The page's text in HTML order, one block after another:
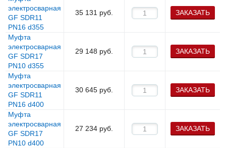
электросварная
GF SDR11
PN16 d355
35 131 руб. ЗАКАЗАТЬ
Муфта
электросварная
GF SDR17
PN10 d355
29 148 руб. ЗАКАЗАТЬ
Муфта
электросварная
GF SDR11
PN16 d400
30 645 руб. ЗАКАЗАТЬ
Муфта
электросварная
GF SDR17
PN10 d400
27 234 руб. ЗАКАЗАТЬ